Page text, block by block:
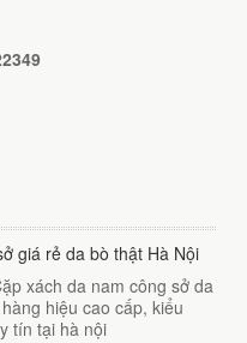
giá rẻ da bò thật Hà Nội
xách da nam công sở da
hiệu cao cấp, kiểu
tín tại hà nội